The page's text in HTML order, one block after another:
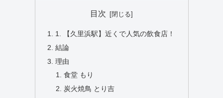
目次
1. 【久里浜駅】近くで人気の飲食店！
結論
理由
食堂 もり
炭火焼鳥 とり吉